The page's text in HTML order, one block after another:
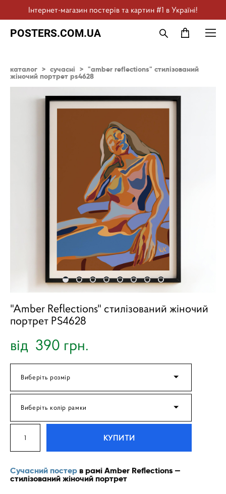
Інтернет-магазин постерів та картин #1 в Україні!
POSTERS.COM.UA
каталог > сучасні > "amber reflections" стилізований
жіночий портрет ps4628
"Amber Reflections" стилізований жіночий
портрет PS4628
від 390 грн.
Виберіть розмір
Виберіть колір рамки
КУПИТИ
Сучасний постер в рамі Amber Reflections —
стилізований жіночий портрет